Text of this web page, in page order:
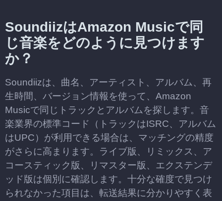
SoundiizはAmazon Musicで同
じ音楽をどのように見つけます
か？
Soundiizは、曲名、アーティスト、アルバム、再
生時間、バージョン情報を使って、Amazon
Musicで同じトラックとアルバムを探します。音
楽業界の標準コード（トラックはISRC、アルバム
はUPC）が利用できる場合は、マッチングの精度
がさらに高まります。ライブ版、リミックス、ア
コースティック版、リマスター版、エクステンデ
ッド版は個別に確認します。十分な確度で見つけ
られなかった項目は、転送結果に分かりやすく表